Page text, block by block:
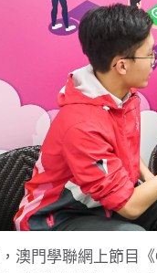
，澳門學聯網上節目